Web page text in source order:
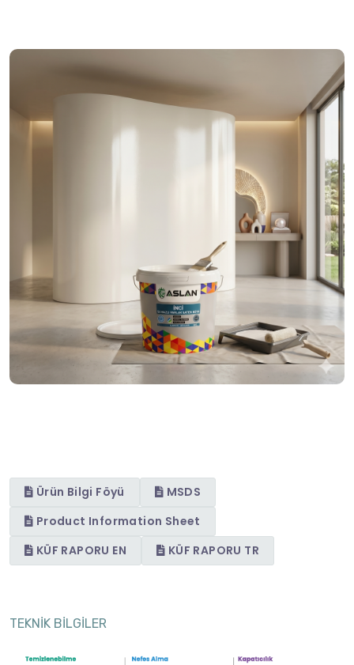
Ürün Bilgi Föyü
MSDS
Product Information Sheet
KÜF RAPORU EN
KÜF RAPORU TR
TEKNİK BİLGİLER